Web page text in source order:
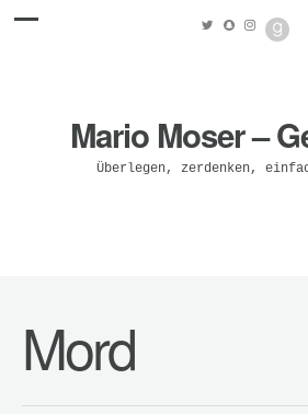
Mario Moser –
Überlegen, zerdenken,
Mord